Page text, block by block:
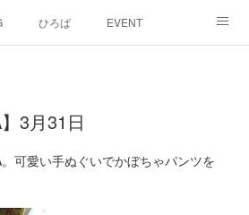
ひろば EVENT
3月31日
可愛い手ぬぐいでかぼちゃパンツを